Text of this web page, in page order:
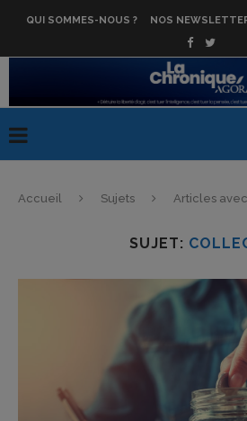
QUI SOMMES-NOUS ? NOS
Accueil Sujets Articles
SUJET: